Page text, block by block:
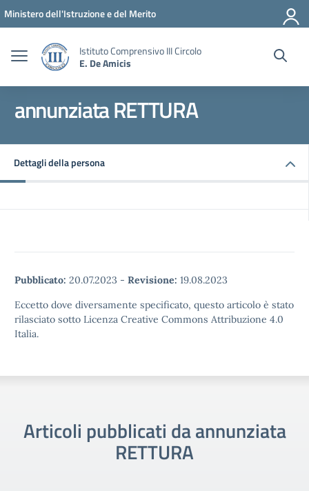
Vai ai contenuti
Vai al menu di navigazione
Vai al footer
Ministero dell'Istruzione e del Merito
Istituto Comprensivo III Circolo
E. De Amicis
annunziata RETTURA
Dettagli della persona
Pubblicato: 20.07.2023 - Revisione: 19.08.2023
Eccetto dove diversamente specificato, questo articolo è stato
rilasciato sotto Licenza Creative Commons Attribuzione 4.0
Italia.
Articoli pubblicati da annunziata
RETTURA